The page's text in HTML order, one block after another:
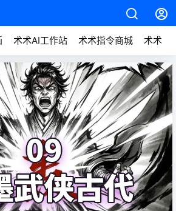
术术AI工作站 术术指令商城 术术动